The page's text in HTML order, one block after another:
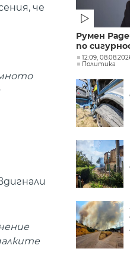
че
Румен
по
12:09,
Политика